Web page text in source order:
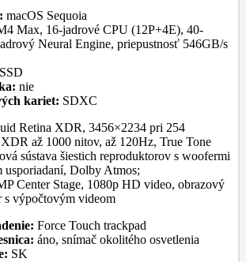
macOS Sequoia
Max, 16-jadrové CPU (12P+4E), 40-
Neural Engine, priepustnosť 546GB/s
nie
kariet: SDXC
Retina XDR, 3456×2234 pri 254
až 1000 nitov, až 120Hz, True Tone
sústava šiestich reproduktorov s woofermi
usporiadaní, Dolby Atmos;
Center Stage, 1080p HD video, obrazový
s výpočtovým videom
Force Touch trackpad
áno, snímač okolitého osvetlenia
SK